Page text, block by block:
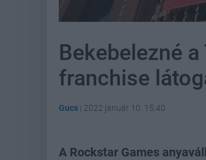
Bekebelezné
franchise
Gucs | 2022 január 10. 15:40
A Rockstar Games